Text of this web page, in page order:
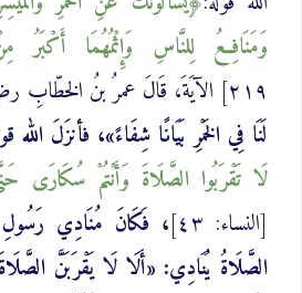
وَمَنَافِعُ لِلنَّاسِ وَإِثْمُهُمَا أَكْبَرُ
٢١٩] الآيَةَ، قَالَ عمرُ بنُ الخطّابِ رضيَ اللهُ عنه:
لَنَا فِي الخَمْرِ بَيَانًا شِفَاءً»، فأنزَلَ الله
لَا تَقْرَبُوا الصَّلَاةَ وَأَنْتُمْ ‌سُكَارَى
[النساء: ٤٣]
، فَكَانَ مُنَادِي
الصَّلَاةُ يُنَادِي: «أَلَا لَا يَقْرَبَنَّ